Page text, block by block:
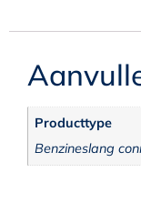
Producttype
Benzineslang